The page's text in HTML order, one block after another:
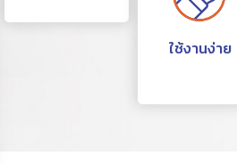
ใช้งานง่าย